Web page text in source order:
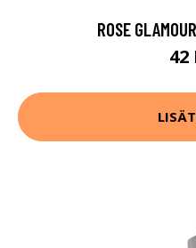
ROSE
42